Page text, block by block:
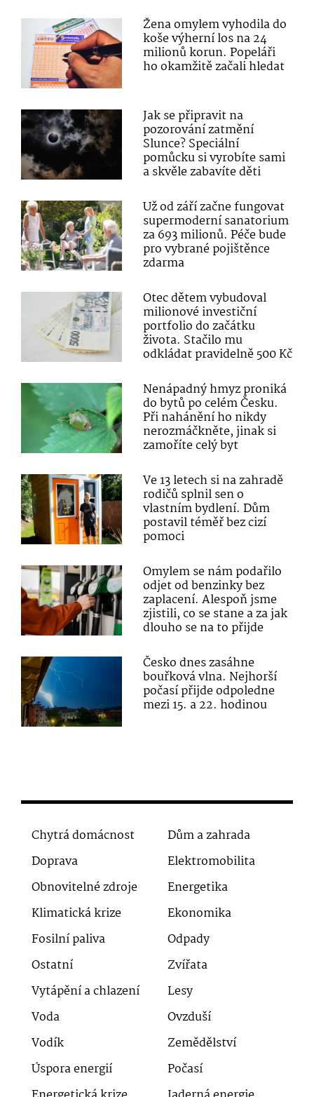
Žena omylem vyhodila do
koše výherní los na 24
milionů korun. Popeláři
ho okamžitě začali hledat
Jak se připravit na
pozorování zatmění
Slunce? Speciální
pomůcku si vyrobíte sami
a skvěle zabavíte děti
Už od září začne fungovat
supermoderní sanatorium
za 693 milionů. Péče bude
pro vybrané pojištěnce
zdarma
Otec dětem vybudoval
milionové investiční
portfolio do začátku
života. Stačilo mu
odkládat pravidelně 500 Kč
Nenápadný hmyz proniká
do bytů po celém Česku.
Při nahánění ho nikdy
nerozmáčkněte, jinak si
zamoříte celý byt
Ve 13 letech si na zahradě
rodičů splnil sen o
vlastním bydlení. Dům
postavil téměř bez cizí
pomoci
Omylem se nám podařilo
odjet od benzinky bez
zaplacení. Alespoň jsme
zjistili, co se stane a za jak
dlouho se na to přijde
Česko dnes zasáhne
bouřková vlna. Nejhorší
počasí přijde odpoledne
mezi 15. a 22. hodinou
Chytrá domácnost
Dům a zahrada
Doprava
Elektromobilita
Obnovitelné zdroje
Energetika
Klimatická krize
Ekonomika
Fosilní paliva
Odpady
Ostatní
Zvířata
Vytápění a chlazení
Lesy
Voda
Ovzduší
Vodík
Zemědělství
Úspora energií
Počasí